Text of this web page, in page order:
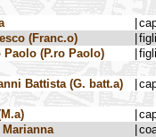
(Franc.o)
Paolo (P.ro Paolo)
Battista (G. batt.a)
Marianna